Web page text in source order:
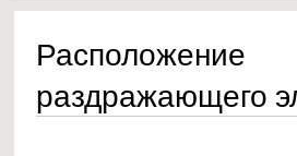
Расположение
раздражающего